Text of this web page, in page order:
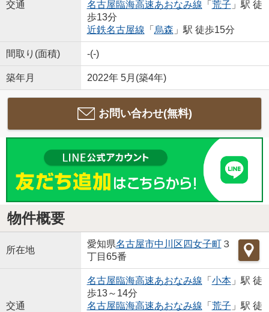
交通
名古屋臨海高速あおなみ線 「 荒子 」駅 徒
歩13分
近鉄名古屋線 「 烏森 」駅 徒歩15分
間取り(面積) -(-)
築年月 2022年 5月(築4年)
お問い合わせ(無料)
物件概要
所在地
愛知県名古屋市中川区 四女子町３
丁目65番
交通
名古屋臨海高速あおなみ線 「 小本」駅 徒
歩13～14分
名古屋臨海高速あおなみ線 「 荒子 」駅 徒